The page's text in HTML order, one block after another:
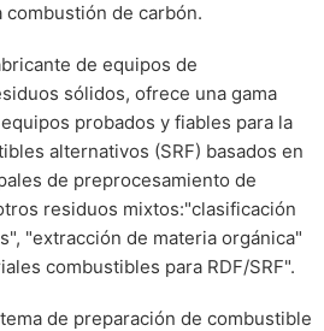
de carbón.
de equipos de
sólidos, ofrece una gama
probados y fiables para la
alternativos (SRF) basados en
de preprocesamiento de
residuos mixtos:"clasificación
"extracción de materia orgánica"
combustibles para RDF/SRF".
de preparación de combustible